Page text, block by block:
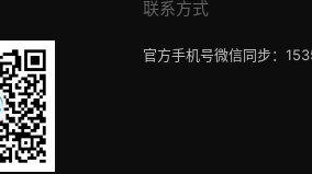
联系方式
官方手机号微信同步：